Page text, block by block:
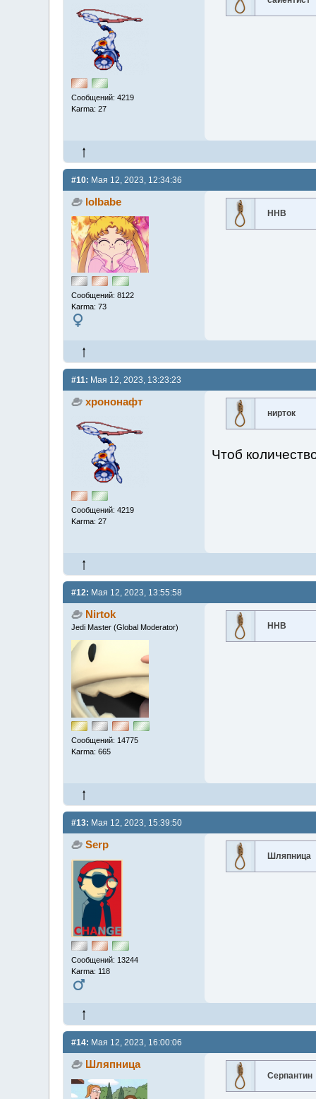
Сообщений: 4219
Karma: 27
#10: Мая 12, 2023, 12:34:36
lolbabe
Сообщений: 8122
Karma: 73
ННВ
#11: Мая 12, 2023, 13:23:23
хрононафт
Сообщений: 4219
Karma: 27
нирток
Чтоб
#12: Мая 12, 2023, 13:55:58
Nirtok
Jedi Master (Global Moderator)
Сообщений: 14775
Karma: 665
ННВ
#13: Мая 12, 2023, 15:39:50
Serp
Сообщений: 13244
Karma: 118
Шляпница
#14: Мая 12, 2023, 16:00:06
Шляпница
Серпантин